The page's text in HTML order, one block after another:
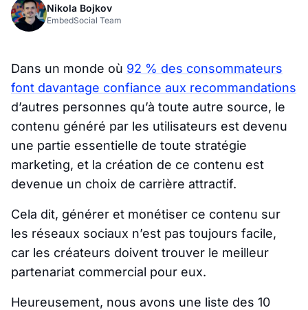
Nikola Bojkov
EmbedSocial Team
Dans un monde où 92 % des consommateurs
font davantage confiance aux recommandations
d’autres personnes qu’à toute autre source, le
contenu généré par les utilisateurs est devenu
une partie essentielle de toute stratégie
marketing, et la création de ce contenu est
devenue un choix de carrière attractif.
Cela dit, générer et monétiser ce contenu sur
les réseaux sociaux n’est pas toujours facile,
car les créateurs doivent trouver le meilleur
partenariat commercial pour eux.
Heureusement, nous avons une liste des 10